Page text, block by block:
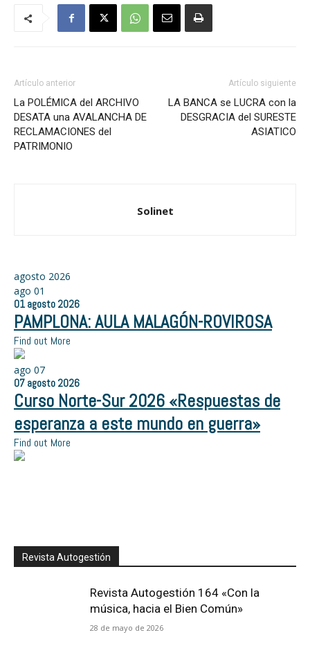
Artículo anterior
La POLÉMICA del ARCHIVO
DESATA una AVALANCHA DE
RECLAMACIONES del
PATRIMONIO
Artículo siguiente
LA BANCA se LUCRA con la
DESGRACIA del SURESTE
ASIATICO
Solinet
agosto 2026
ago 01
01 agosto 2026
PAMPLONA: AULA MALAGÓN-ROVIROSA
Find out More
ago 07
07 agosto 2026
Curso Norte-Sur 2026 «Respuestas de
esperanza a este mundo en guerra»
Find out More
Revista Autogestión
Revista Autogestión 164 «Con la
música, hacia el Bien Común»
28 de mayo de 2026